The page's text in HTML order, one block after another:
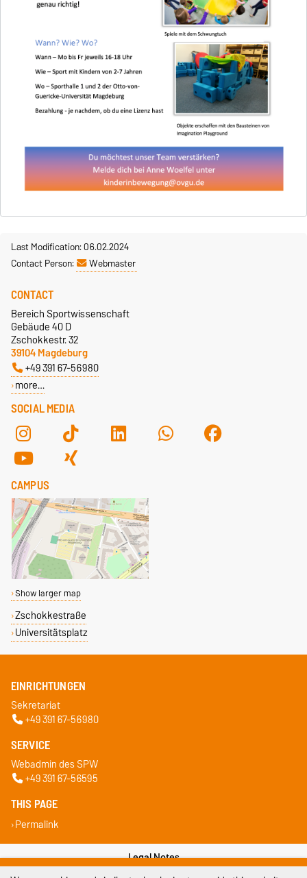
Last Modification: 06.02.2024
Contact Person:
Webmaster
SOCIAL MEDIA
CONTACT
Bereich Sportwissenschaft
Gebäude 40 D
Zschokkestr. 32
39104 Magdeburg
+49 391 67-56980
more…
CAMPUS
Show larger map
Zschokkestraße
Universitätsplatz
EINRICHTUNGEN
Sekretariat
+49 391 67-56980
SERVICE
Webadmin des SPW
+49 391 67-56595
THIS PAGE
Permalink
Legal Notes